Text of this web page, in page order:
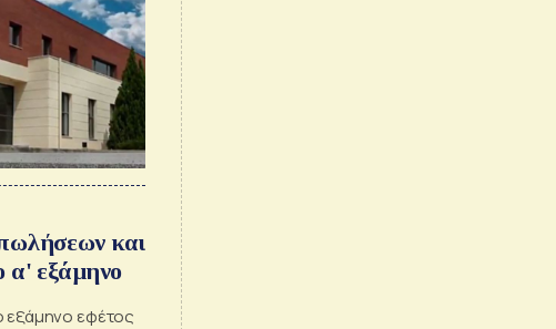
και
α' εξάμηνο
εξάμηνο εφέτος